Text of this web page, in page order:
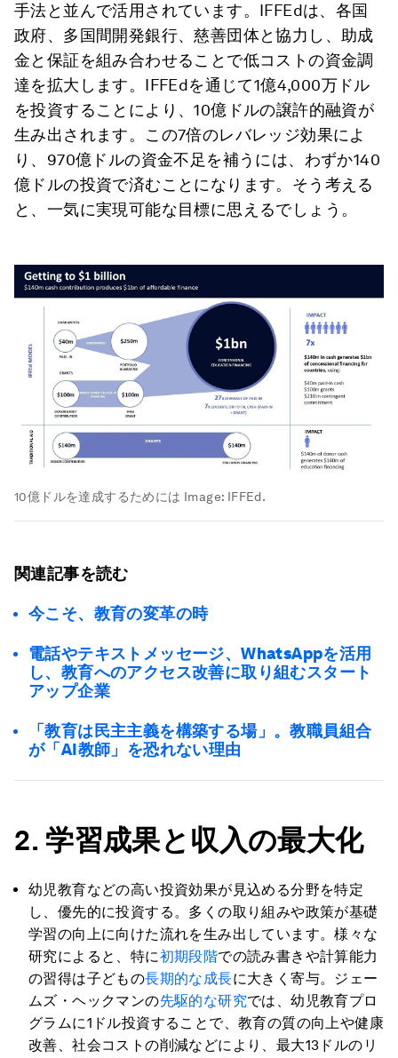
手法と並んで活用されています。IFFEdは、各国
政府、多国間開発銀行、慈善団体と協力し、助成
金と保証を組み合わせることで低コストの資金調
達を拡大します。IFFEdを通じて1億4,000万ドル
を投資することにより、10億ドルの譲許的融資が
生み出されます。この7倍のレバレッジ効果によ
り、970億ドルの資金不足を補うには、わずか140
億ドルの投資で済むことになります。そう考える
と、一気に実現可能な目標に思えるでしょう。
10億ドルを達成するためには Image: IFFEd.
関連記事を読む
今こそ、教育の変革の時
電話やテキストメッセージ、WhatsAppを活用
し、教育へのアクセス改善に取り組むスタート
アップ企業
「教育は民主主義を構築する場」。教職員組合
が「AI教師」を恐れない理由
2. 学習成果と収入の最大化
幼児教育などの高い投資効果が見込める分野を特定
し、優先的に投資する。多くの取り組みや政策が基礎
学習の向上に向けた流れを生み出しています。様々な
研究によると、特に初期段階での読み書きや計算能力
の習得は子どもの長期的な成長に大きく寄与。ジェー
ムズ・ヘックマンの先駆的な研究では、幼児教育プロ
グラムに1ドル投資することで、教育の質の向上や健康
改善、社会コストの削減などにより、最大13ドルのリ